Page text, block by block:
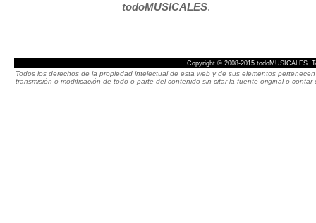
todoMUSICALES.
Copyright © 2008-2015 todoMUSICALES.
Todos los derechos de la propiedad intelectual de esta web y de sus elementos
transmisión o modificación de todo o parte del contenido sin citar la fuente original o